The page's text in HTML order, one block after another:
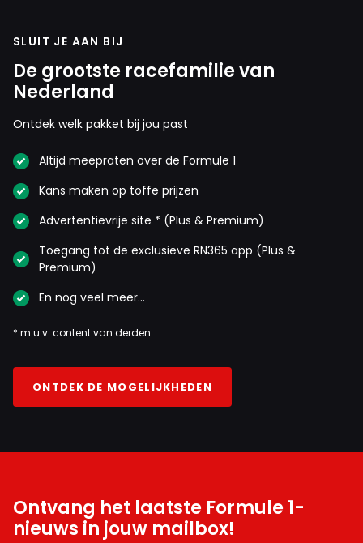
SLUIT JE AAN BIJ
De grootste racefamilie van
Nederland
Ontdek welk pakket bij jou past
Altijd meepraten over de Formule 1
Kans maken op toffe prijzen
Advertentievrije site * (Plus & Premium)
Toegang tot de exclusieve RN365 app (Plus &
Premium)
En nog veel meer…
* m.u.v. content van derden
ONTDEK DE MOGELIJKHEDEN
Ontvang het laatste Formule 1-
nieuws in jouw mailbox!